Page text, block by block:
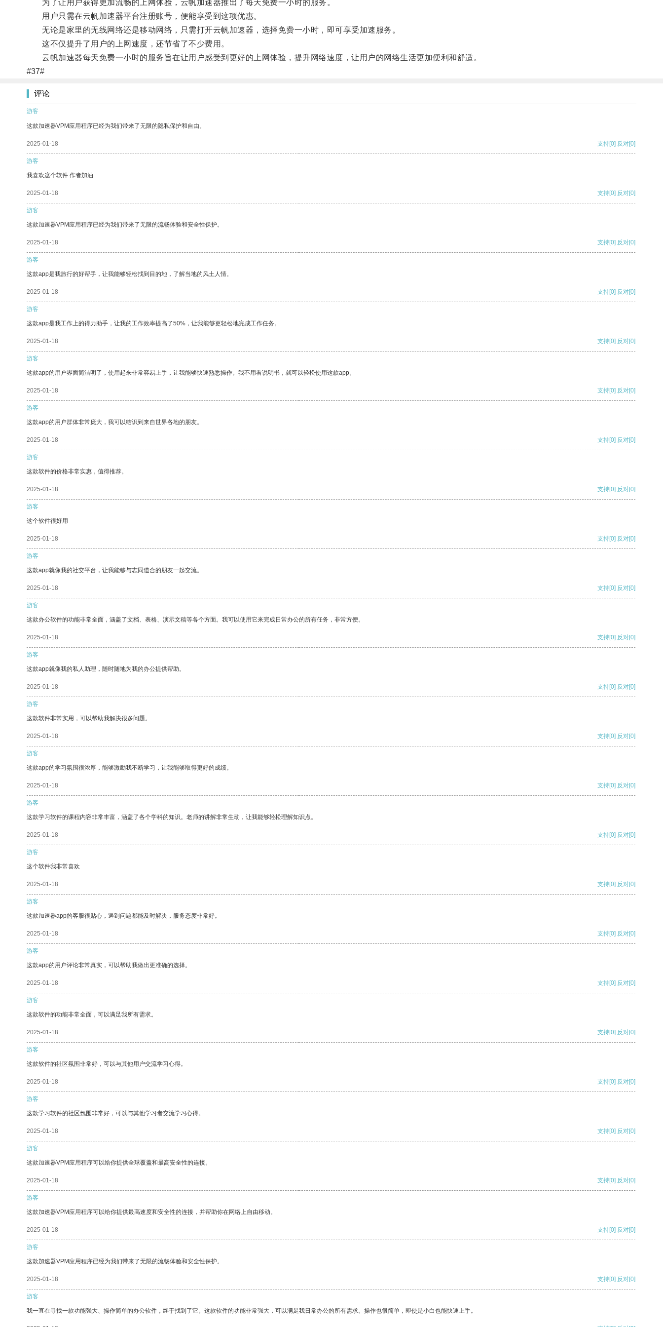
为了让用户获得更加流畅的上网体验，云帆加速器推出了每天免费一小时的服务。
用户只需在云帆加速器平台注册账号，便能享受到这项优惠。
无论是家里的无线网络还是移动网络，只需打开云帆加速器，选择免费一小时，即可享受加速服务。
这不仅提升了用户的上网速度，还节省了不少费用。
云帆加速器每天免费一小时的服务旨在让用户感受到更好的上网体验，提升网络速度，让用户的网络生活更加便利和舒适。
#37#
评论
游客
这款加速器VPM应用程序已经为我们带来了无限的隐私保护和自由。
2025-01-18 支持[0] 反对[0]
游客
我喜欢这个软件 作者加油
2025-01-18 支持[0] 反对[0]
游客
这款加速器VPM应用程序已经为我们带来了无限的流畅体验和安全性保护。
2025-01-18 支持[0] 反对[0]
游客
这款app是我旅行的好帮手，让我能够轻松找到目的地，了解当地的风土人情。
2025-01-18 支持[0] 反对[0]
游客
这款app是我工作上的得力助手，让我的工作效率提高了50%，让我能够更轻松地完成工作任务。
2025-01-18 支持[0] 反对[0]
游客
这款app的用户界面简洁明了，使用起来非常容易上手，让我能够快速熟悉操作。我不用看说明书，就可以轻松使用这款app。
2025-01-18 支持[0] 反对[0]
游客
这款app的用户群体非常庞大，我可以结识到来自世界各地的朋友。
2025-01-18 支持[0] 反对[0]
游客
这款软件的价格非常实惠，值得推荐。
2025-01-18 支持[0] 反对[0]
游客
这个软件很好用
2025-01-18 支持[0] 反对[0]
游客
这款app就像我的社交平台，让我能够与志同道合的朋友一起交流。
2025-01-18 支持[0] 反对[0]
游客
这款办公软件的功能非常全面，涵盖了文档、表格、演示文稿等各个方面。我可以使用它来完成日常办公的所有任务，非常方便。
2025-01-18 支持[0] 反对[0]
游客
这款app就像我的私人助理，随时随地为我的办公提供帮助。
2025-01-18 支持[0] 反对[0]
游客
这款软件非常实用，可以帮助我解决很多问题。
2025-01-18 支持[0] 反对[0]
游客
这款app的学习氛围很浓厚，能够激励我不断学习，让我能够取得更好的成绩。
2025-01-18 支持[0] 反对[0]
游客
这款学习软件的课程内容非常丰富，涵盖了各个学科的知识。老师的讲解非常生动，让我能够轻松理解知识点。
2025-01-18 支持[0] 反对[0]
游客
这个软件我非常喜欢
2025-01-18 支持[0] 反对[0]
游客
这款加速器app的客服很贴心，遇到问题都能及时解决，服务态度非常好。
2025-01-18 支持[0] 反对[0]
游客
这款app的用户评论非常真实，可以帮助我做出更准确的选择。
2025-01-18 支持[0] 反对[0]
游客
这款软件的功能非常全面，可以满足我所有需求。
2025-01-18 支持[0] 反对[0]
游客
这款软件的社区氛围非常好，可以与其他用户交流学习心得。
2025-01-18 支持[0] 反对[0]
游客
这款学习软件的社区氛围非常好，可以与其他学习者交流学习心得。
2025-01-18 支持[0] 反对[0]
游客
这款加速器VPM应用程序可以给你提供全球覆盖和最高安全性的连接。
2025-01-18 支持[0] 反对[0]
游客
这款加速器VPM应用程序可以给你提供最高速度和安全性的连接，并帮助你在网络上自由移动。
2025-01-18 支持[0] 反对[0]
游客
这款加速器VPM应用程序已经为我们带来了无限的流畅体验和安全性保护。
2025-01-18 支持[0] 反对[0]
游客
我一直在寻找一款功能强大、操作简单的办公软件，终于找到了它。这款软件的功能非常强大，可以满足我日常办公的所有需求。操作也很简单，即使是小白也能快速上手。